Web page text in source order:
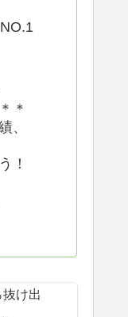
＊
、
！
抜け出